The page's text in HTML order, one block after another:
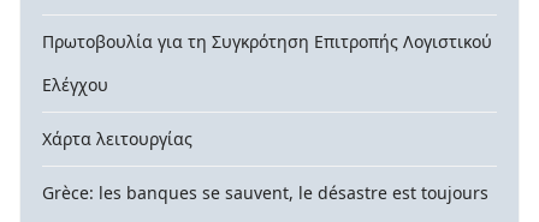
Πρωτοβουλία για τη Συγκρότηση Επιτροπής Λογιστικού
Ελέγχου
Χάρτα λειτουργίας
Grèce: les banques se sauvent, le désastre est toujours